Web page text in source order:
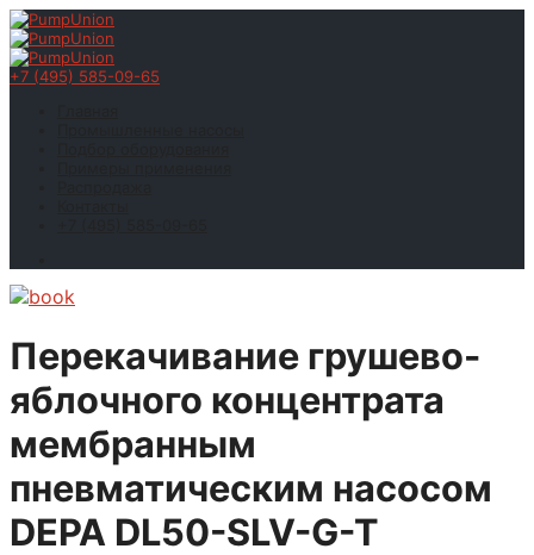
+7 (495) 585-09-65
Перекачивание грушево-
яблочного концентрата
мембранным
пневматическим насосом
DEPA DL50-SLV-G-T